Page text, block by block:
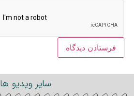
سایر ویدیو ها